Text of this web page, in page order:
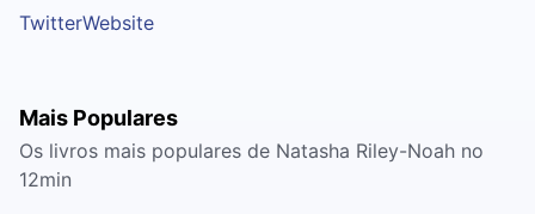
TwitterWebsite
Mais Populares
Os livros mais populares de Natasha Riley-Noah no
12min